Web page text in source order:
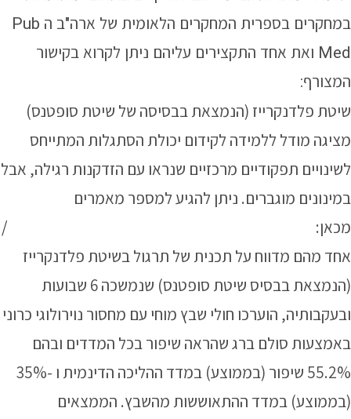
במחקרים בספרית המחקרים הלאומית של ארה"ב ה Pub
Med ואת אחד התקצירים עליהם ניתן לקרוא בקישור
המצורף:
שיטת פלדנקרייז (הנמצאת בבסיסה של שיטת סופטנס)
מציגה מודל ללמידה לקידום יכולת הסתגלות המתייחס
לשינויים תפקודיים מרכזיים שנראו עם הזדקנות רגילה, אבל
במינונים מוגברים. ניתן להגיע למספר מאמרים
מכאן:
אחד מהם מדווח על תכנית של תרגול בשיטת פלדנקרייז
(הנמצאת בבסיס שיטת סופטנס) שנמשכה 6 שבועות
ובעקבותיה, הוערכו חולי שבץ מוחי עם מחסור נוירולוגי כרוני
באמצעות סולם ברג שהראה שיפור בכל המדדים ובהם
55.2% שיפור (בממוצע) במדד ההליכה הדינמית ו -35%
(בממוצע) במדד ההתאוששות מהשבץ. הממצאים